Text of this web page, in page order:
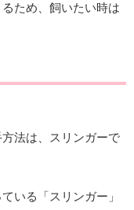
ため、飼いたい時は
法は、スリンガーで
いる「スリンガー」